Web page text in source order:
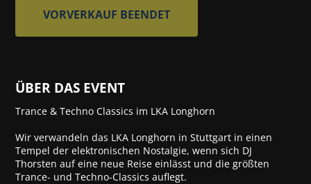
VORVERKAUF BEENDET
ÜBER DAS EVENT
Trance & Techno Classics im LKA Longhorn
Wir verwandeln das LKA Longhorn in Stuttgart in einen
Tempel der elektronischen Nostalgie, wenn sich DJ
Thorsten auf eine neue Reise einlässt und die größten
Trance- und Techno-Classics auflegt.